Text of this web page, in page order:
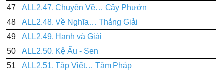
47
ALL2.47. Chuyện Về… Cây Phướn
48
ALL2.48. Về Nghĩa… Thắng Giải
49
ALL2.49. Hạnh và Giải
50
ALL2.50. Kệ Ấu - Sen
51
ALL2.51. Tập Viết… Tâm Pháp